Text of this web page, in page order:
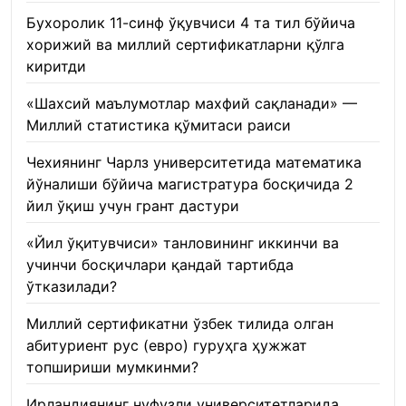
Бухоролик 11-синф ўқувчиси 4 та тил бўйича
хорижий ва миллий сертификатларни қўлга
киритди
«Шахсий маълумотлар махфий сақланади» —
Миллий статистика қўмитаси раиси
Чехиянинг Чарлз университетида математика
йўналиши бўйича магистратура босқичида 2
йил ўқиш учун грант дастури
«Йил ўқитувчиси» танловининг иккинчи ва
учинчи босқичлари қандай тартибда
ўтказилади?
Миллий сертификатни ўзбек тилида олган
абитуриент рус (евро) гуруҳга ҳужжат
топшириши мумкинми?